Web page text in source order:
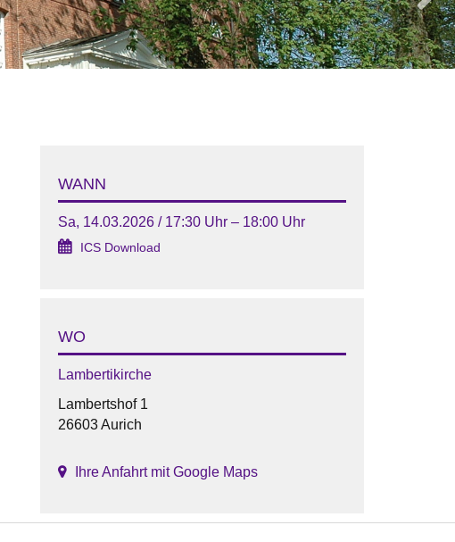
WANN
Sa, 14.03.2026 / 17:30 Uhr – 18:00 Uhr
ICS Download
WO
Lambertikirche
Lambertshof 1
26603 Aurich
Ihre Anfahrt mit Google Maps